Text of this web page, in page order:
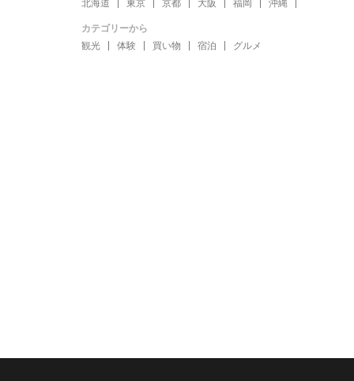
北海道
東京 京都 大阪 福岡 沖縄
カテゴリーから
観光
体験 買い物 宿泊 グルメ